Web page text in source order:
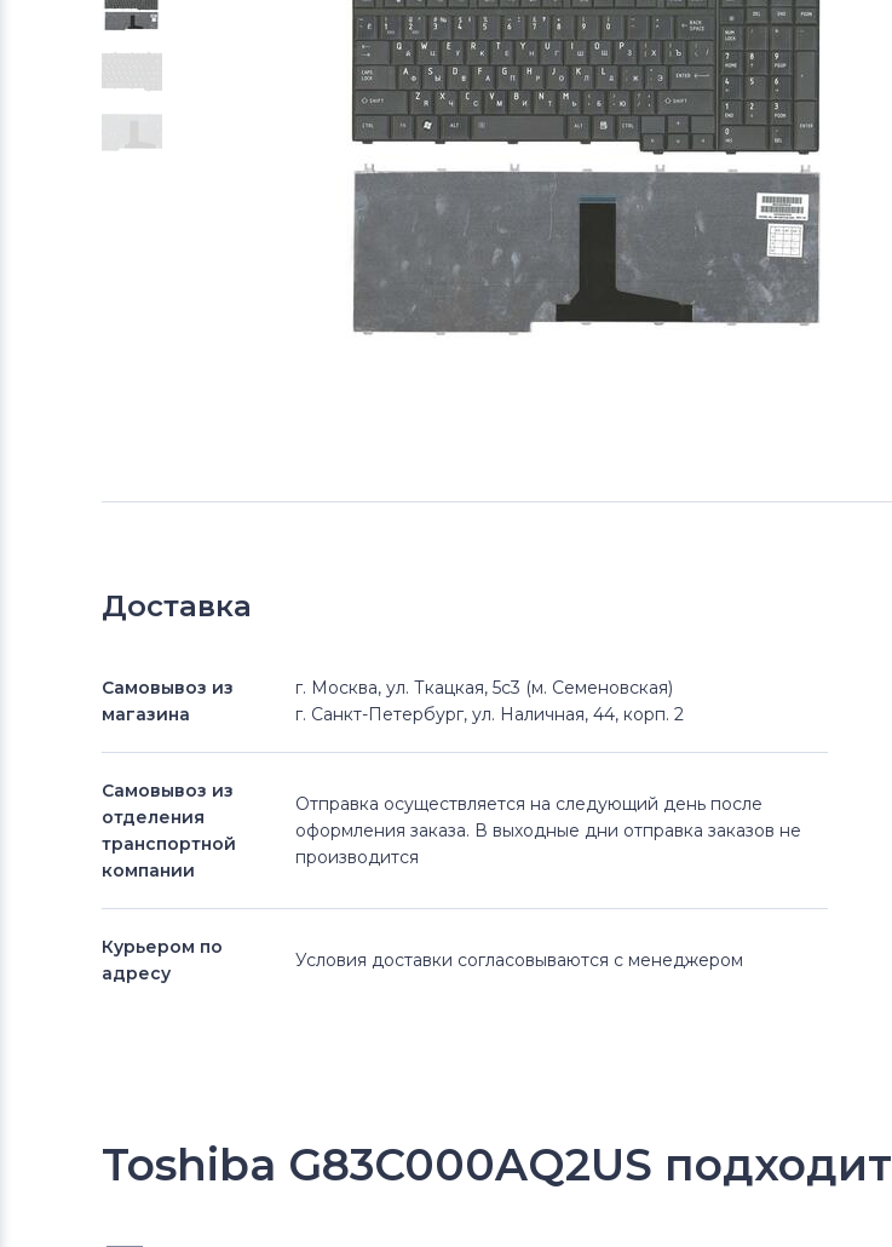
Доставка
Самовывоз из
магазина
г. Москва, ул. Ткацкая, 5с3 (м. Семеновская)
г. Санкт-Петербург, ул. Наличная, 44, корп. 2
Самовывоз из
отделения
транспортной
компании
Отправка осуществляется на следующий день после
оформления заказа. В выходные дни отправка заказов не
производится
Курьером по
адресу
Условия доставки согласовываются с менеджером
Toshiba G83C000AQ2US